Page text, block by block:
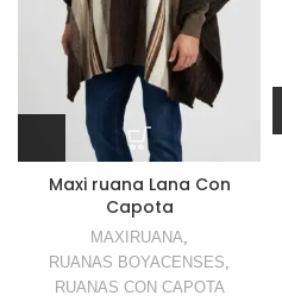
Maxi ruana Lana Con
Capota
MAXIRUANA
RUANAS BOYACENSES
RUANAS CON CAPOTA